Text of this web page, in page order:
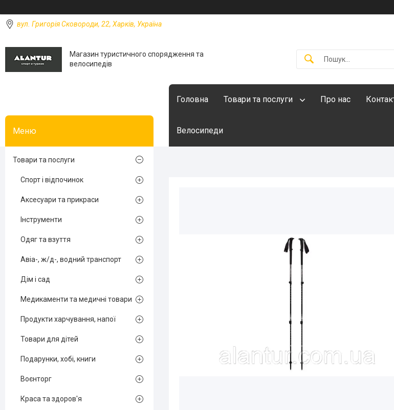
вул. Григорія Сковороди, 22, Харків, Україна
Магазин туристичного спорядження та
велосипедів
Головна Товари та послуги Про нас
Велосипеди
Товари та послуги
Спорт і відпочинок
Аксесуари та прикраси
Інструменти
Одяг та взуття
Авіа-, ж/д-, водний транспорт
Дім і сад
Медикаменти та медичні товари
Продукти харчування, напої
Товари для дітей
Подарунки, хобі, книги
Воєнторг
Краса та здоров'я